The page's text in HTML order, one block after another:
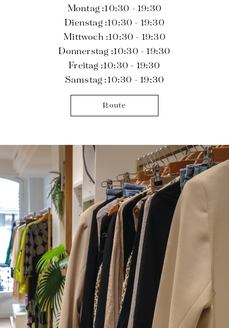
Pullover
Mäntel
Zubehör
Entsprechend den weiblichen Kurven
Schöpfung mit Kühnheit und Leidenschaft
Montag :10:30 - 19:30
Dienstag :10:30 - 19:30
Mittwoch :10:30 - 19:30
Donnerstag :10:30 - 19:30
Freitag :10:30 - 19:30
Samstag :10:30 - 19:30
Route